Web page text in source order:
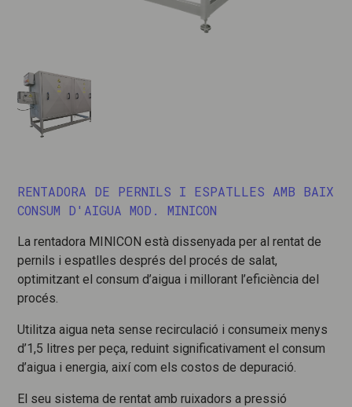
RENTADORA DE PERNILS I ESPATLLES AMB BAIX
CONSUM D'AIGUA MOD. MINICON
La rentadora MINICON està dissenyada per al rentat de
pernils i espatlles després del procés de salat,
optimitzant el consum d’aigua i millorant l’eficiència del
procés.
Utilitza aigua neta sense recirculació i consumeix menys
d’1,5 litres per peça, reduint significativament el consum
d’aigua i energia, així com els costos de depuració.
El seu sistema de rentat amb ruixadors a pressió